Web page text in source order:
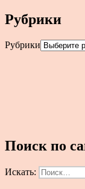
Рубрики
Рубрики
Поиск по
Искать: